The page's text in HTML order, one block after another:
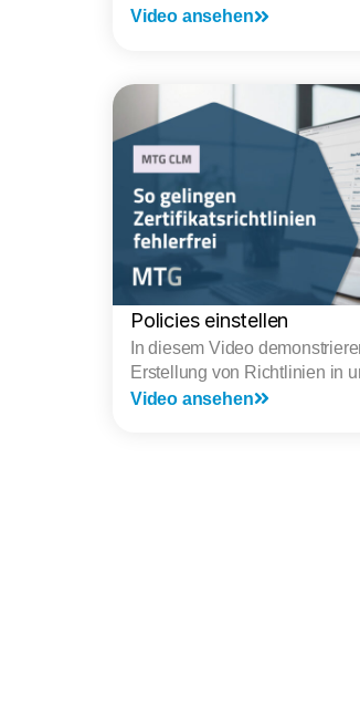
Video ansehen
Policies einstellen
In diesem Video
Erstellung von Richtlinien in
Video ansehen